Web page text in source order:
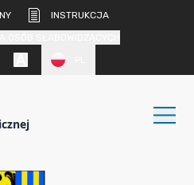
INSTRUKCJA